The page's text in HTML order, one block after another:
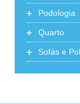
+ Podologia
+ Quarto
+ Sofás e